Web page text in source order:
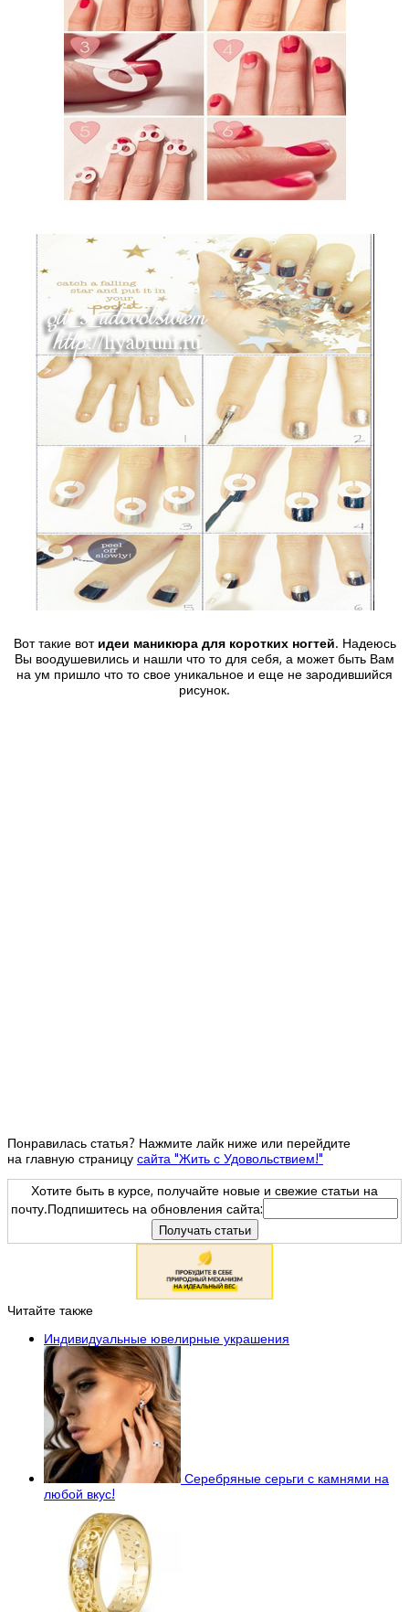
Вот такие вот идеи маникюра для коротких ногтей. Надеюсь
Вы воодушевились и нашли что то для себя, а может быть Вам
на ум пришло что то свое уникальное и еще не зародившийся
рисунок.
Понравилась статья? Нажмите лайк ниже или перейдите
на главную страницу сайта "Жить с Удовольствием!"
Хотите быть в курсе, получайте новые и свежие статьи на
почту.Подпишитесь на обновления сайта:
Читайте также
Индивидуальные ювелирные украшения
Серебряные серьги с камнями на
любой вкус!